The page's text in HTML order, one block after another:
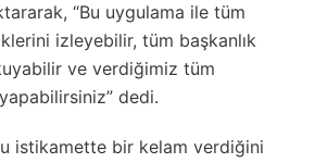
“Bu uygulama ile tüm
izleyebilir, tüm başkanlık
ve verdiğimiz tüm
dedi.
istikamette bir kelam verdiğini